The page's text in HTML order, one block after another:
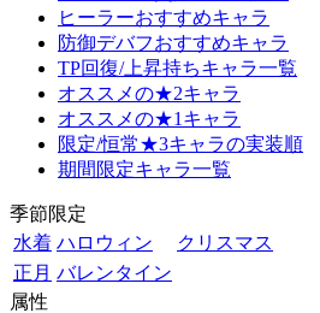
ヒーラーおすすめキャラ
防御デバフおすすめキャラ
TP回復/上昇持ちキャラ一覧
オススメの★2キャラ
オススメの★1キャラ
限定/恒常★3キャラの実装順
期間限定キャラ一覧
季節限定
水着 ハロウィン
クリスマス
正月 バレンタイン
属性